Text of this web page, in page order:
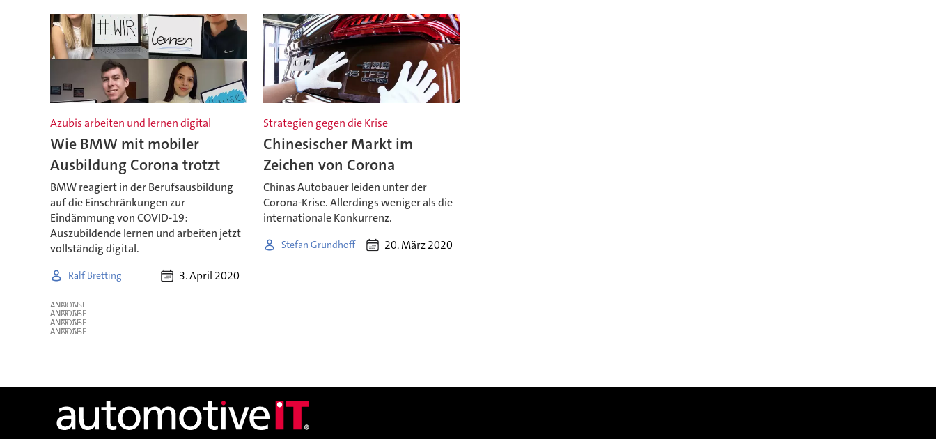
Azubis arbeiten und lernen digital
Wie BMW mit mobiler
Ausbildung Corona trotzt
BMW reagiert in der Berufsausbildung
auf die Einschränkungen zur
Eindämmung von COVID-19:
Auszubildende lernen und arbeiten jetzt
vollständig digital.
Ralf Bretting 3. April 2020
Strategien gegen die Krise
Chinesischer Markt im
Zeichen von Corona
Chinas Autobauer leiden unter der
Corona-Krise. Allerdings weniger als die
internationale Konkurrenz.
Stefan Grundhoff 20. März 2020
ANZEIGE
ANZEIGE
ANZEIGE
ANZEIGE